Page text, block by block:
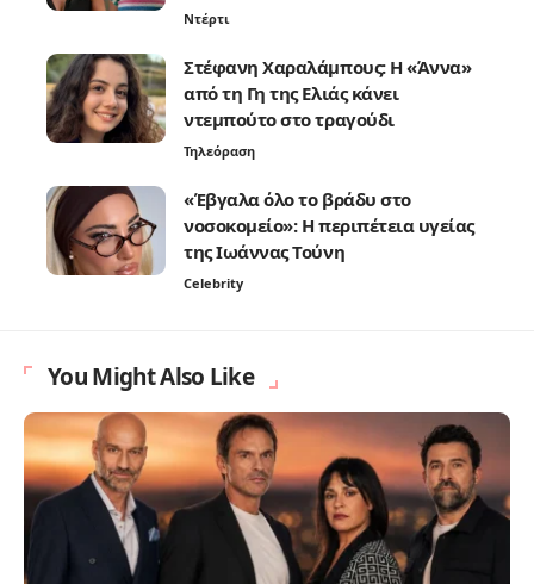
Ντέρτι
Στέφανη Χαραλάμπους: Η «Άννα»
από τη Γη της Ελιάς κάνει
ντεμπούτο στο τραγούδι
Τηλεόραση
«Έβγαλα όλο το βράδυ στο
νοσοκομείο»: Η περιπέτεια υγείας
της Ιωάννας Τούνη
Celebrity
You Might Also Like